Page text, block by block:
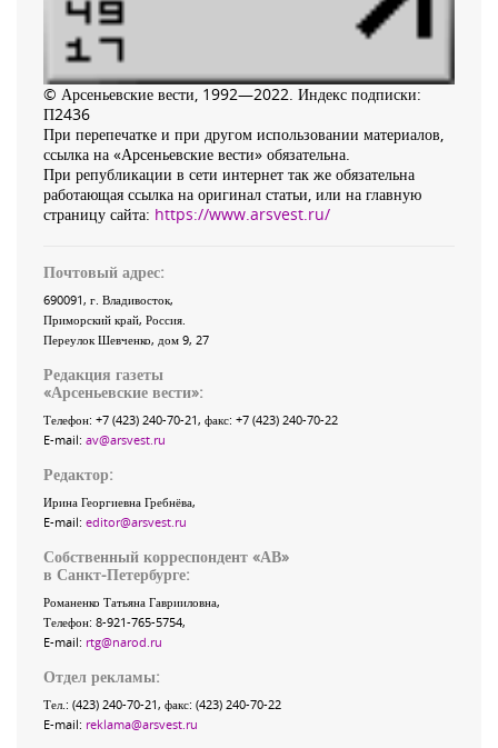
© Арсеньевские вести, 1992—2022. Индекс подписки:
П2436
При перепечатке и при другом использовании материалов,
ссылка на «Арсеньевские вести» обязательна.
При републикации в сети интернет так же обязательна
работающая ссылка на оригинал статьи, или на главную
страницу сайта: https://www.arsvest.ru/
Почтовый адрес:
690091, г. Владивосток,
Приморский край, Россия.
Переулок Шевченко, дом 9, 27
Редакция газеты
«Арсеньевские вести»:
Телефон: +7 (423) 240-70-21, факс: +7 (423) 240-70-22
E-mail: av@arsvest.ru
Редактор:
Ирина Георгиевна Гребнёва,
E-mail: editor@arsvest.ru
Собственный корреспондент «АВ»
в Санкт-Петербурге:
Романенко Татьяна Гаврииловна,
Телефон: 8-921-765-5754,
E-mail: rtg@narod.ru
Отдел рекламы:
Тел.: (423) 240-70-21, факс: (423) 240-70-22
E-mail: reklama@arsvest.ru